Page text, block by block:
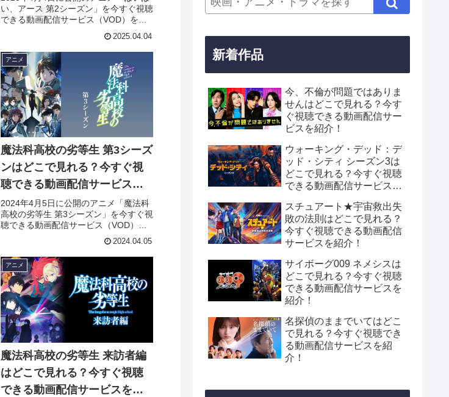
い、アース 第2シーズン」を今すぐ視聴
できる動画配信サービス（VOD）を徹
スタッフ、主題歌の情報はもちろん、
実際に見た人の感想やレビューもまと
めています。
2025.04.04
アニメ
魔法科高校の劣等生 第3シーズ
ンはどこで見れる？今すぐ視
聴できる動画配信サービスを
紹介！
2024年4月5日に公開のアニメ「魔法科
高校の劣等生 第3シーズン」を今すぐ視
聴できる動画配信サービス（VOD）を
徹底紹介。あらすじやキャスト・声
優、スタッフ、主題歌の情報はもちろ
ん、実際に見た人の感想やレビューも
まとめています。
2024.04.05
アニメ
魔法科高校の劣等生 来訪者編
はどこで見れる？今すぐ視聴
できる動画配信サービスを紹
新着作品
今、不倫が問題ではありま
せんはどこで見れる？今す
ぐ視聴できる動画配信サー
ビスを紹介！
ウォーキング・デッド：デ
ッド・シティ シーズン3は
どこで見れる？今すぐ視聴
できる動画配信サービスを
スチュアート★宇宙救出失
敗の法則はどこで見れる？
今すぐ視聴できる動画配信
サービスを紹介！
サイボーグ009 ネメシスは
どこで見れる？今すぐ視聴
できる動画配信サービスを
紹介！
名探偵のままでいてはどこ
で見れる？今すぐ視聴でき
る動画配信サービスを紹
介！